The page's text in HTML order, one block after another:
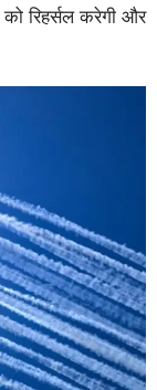
रिहर्सल करेगी और